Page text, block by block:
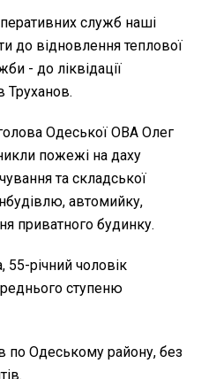
служб наші
до відновлення теплової
- до ліквідації
Труханов.
Одеської ОВА Олег
пожежі на даху
та складської
автомийку,
приватного будинку.
річний чоловік
ступеню
по Одеському району, без